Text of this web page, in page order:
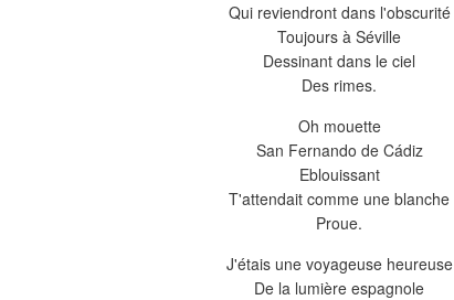
Qui reviendront dans l'obscurité
Toujours à Séville
Dessinant dans le ciel
Des rimes.
Oh mouette
San Fernando de Cádiz
Eblouissant
T'attendait comme une blanche
Proue.
J'étais une voyageuse heureuse
De la lumière espagnole